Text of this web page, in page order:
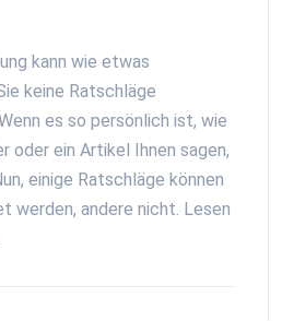
kann wie etwas
keine Ratschläge
es so persönlich ist, wie
oder ein Artikel Ihnen sagen,
einige Ratschläge können
werden, andere nicht. Lesen